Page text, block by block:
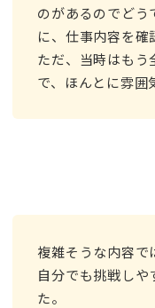
のがあるのでどう
に、仕事内容を確
ただ、当時はもう
で、ほんとに雰囲
複雑そうな内容
自分でも挑戦しや
た。